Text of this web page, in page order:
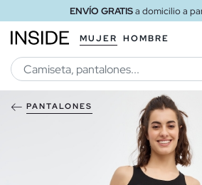
ENVÍO GRATISa domicilio a
MUJER HOMBRE
PANTALONES